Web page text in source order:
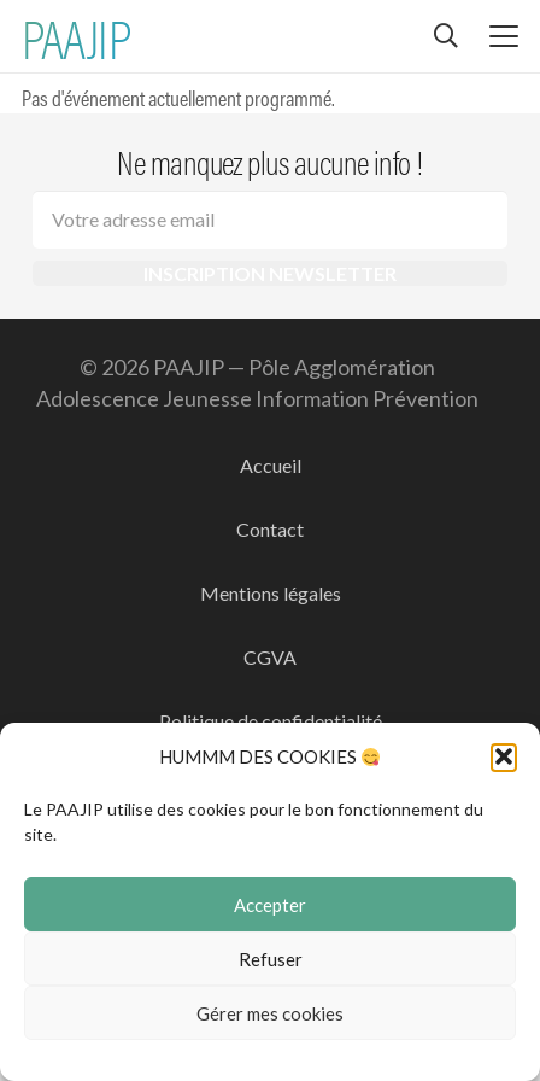
HUMMM DES COOKIES
Le PAAJIP utilise des cookies pour le bon fonctionnement du
site.
Accepter
Refuser
Gérer mes cookies
PAAJIP
#SPORT
Pas d'événement actuellement programmé.
Ne manquez plus aucune info !
© 2026 PAAJIP — Pôle Agglomération
Adolescence Jeunesse Information Prévention
Accueil
Contact
Mentions légales
CGVA
Politique de confidentialité